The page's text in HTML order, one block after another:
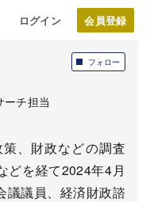
ログイン
フォロー
ーチ担当
、財政などの調査
どを経て2024年4月
議議員、経済財政諮